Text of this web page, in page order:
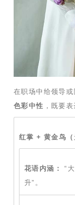
在职场中给领导
色彩中性 ，既要
红掌 + 黄金鸟（
花语内涵：
“
升”。